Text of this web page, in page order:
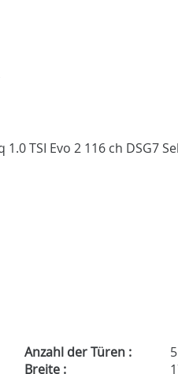
Anzahl der Türen : 5
Breite :